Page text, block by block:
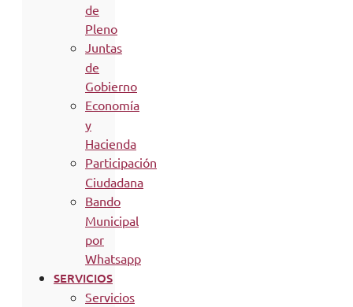
de
Pleno
Juntas
de
Gobierno
Economía
y
Hacienda
Participación
Ciudadana
Bando
Municipal
por
Whatsapp
SERVICIOS
Servicios